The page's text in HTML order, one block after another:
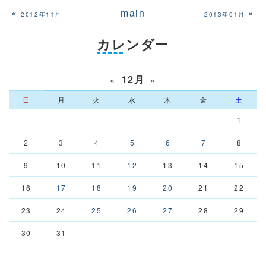
«2012年11月 main 2013年01月 »
カレンダー
« 12月 »
日 月 火 水 木 金
土
1
2 3 4 5 6 7 8
9 10 11 12 13 14 15
16 17 18 19 20 21 22
23 24 25 26 27 28 29
30 31